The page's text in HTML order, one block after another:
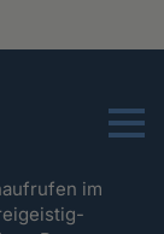
Menu
im